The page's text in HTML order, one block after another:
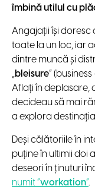
îmbină utilul cu
Angajații își doresc
toate la un loc, iar
dintre muncă și
„bleisure”
Aflați în deplasare,
decideau să mai
a explora
Deși călătoriile în
puține în ultimii doi
deseori în ținuturi
numit ”workation”.